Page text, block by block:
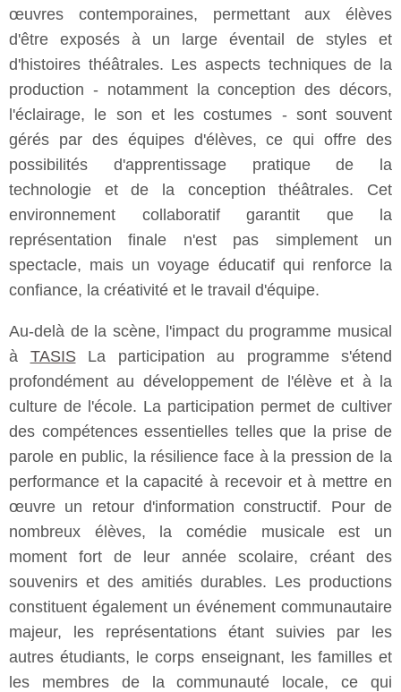
œuvres contemporaines, permettant aux élèves
d'être exposés à un large éventail de styles et
d'histoires théâtrales. Les aspects techniques de la
production - notamment la conception des décors,
l'éclairage, le son et les costumes - sont souvent
gérés par des équipes d'élèves, ce qui offre des
possibilités d'apprentissage pratique de la
technologie et de la conception théâtrales. Cet
environnement collaboratif garantit que la
représentation finale n'est pas simplement un
spectacle, mais un voyage éducatif qui renforce la
confiance, la créativité et le travail d'équipe.
Au-delà de la scène, l'impact du programme musical
à TASISLa participation au programme s'étend
profondément au développement de l'élève et à la
culture de l'école. La participation permet de cultiver
des compétences essentielles telles que la prise de
parole en public, la résilience face à la pression de la
performance et la capacité à recevoir et à mettre en
œuvre un retour d'information constructif. Pour de
nombreux élèves, la comédie musicale est un
moment fort de leur année scolaire, créant des
souvenirs et des amitiés durables. Les productions
constituent également un événement communautaire
majeur, les représentations étant suivies par les
autres étudiants, le corps enseignant, les familles et
les membres de la communauté locale, ce qui